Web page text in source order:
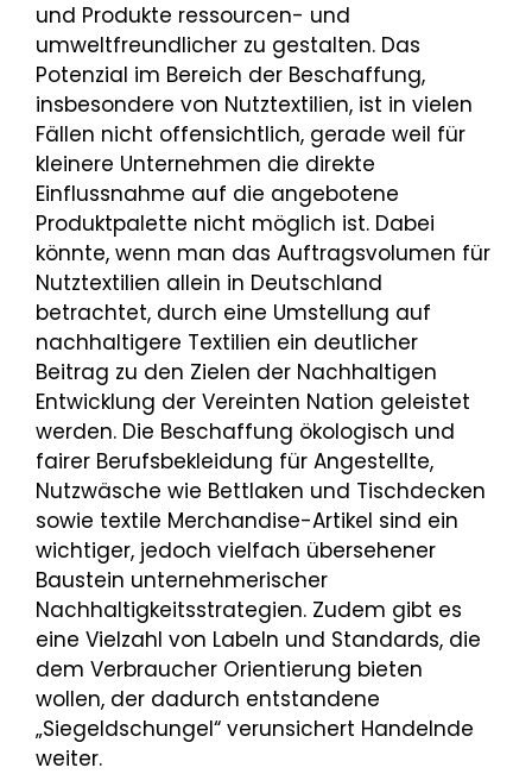
und Produkte ressourcen- und
umweltfreundlicher zu gestalten. Das
Potenzial im Bereich der Beschaffung,
insbesondere von Nutztextilien, ist in vielen
Fällen nicht offensichtlich, gerade weil für
kleinere Unternehmen die direkte
Einflussnahme auf die angebotene
Produktpalette nicht möglich ist. Dabei
könnte, wenn man das Auftragsvolumen für
Nutztextilien allein in Deutschland
betrachtet, durch eine Umstellung auf
nachhaltigere Textilien ein deutlicher
Beitrag zu den Zielen der Nachhaltigen
Entwicklung der Vereinten Nation geleistet
werden. Die Beschaffung ökologisch und
fairer Berufsbekleidung für Angestellte,
Nutzwäsche wie Bettlaken und Tischdecken
sowie textile Merchandise-Artikel sind ein
wichtiger, jedoch vielfach übersehener
Baustein unternehmerischer
Nachhaltigkeitsstrategien. Zudem gibt es
eine Vielzahl von Labeln und Standards, die
dem Verbraucher Orientierung bieten
wollen, der dadurch entstandene
„Siegeldschungel“ verunsichert Handelnde
weiter.